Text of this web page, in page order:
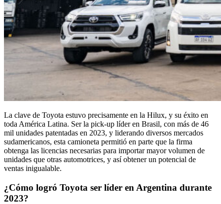
La clave de Toyota estuvo precisamente en la Hilux, y su éxito en
toda América Latina. Ser la pick-up líder en Brasil, con más de 46
mil unidades patentadas en 2023, y liderando diversos mercados
sudamericanos, esta camioneta permitió en parte que la firma
obtenga las licencias necesarias para importar mayor volumen de
unidades que otras automotrices, y así obtener un potencial de
ventas inigualable.
¿Cómo logró Toyota ser líder en Argentina durante
2023?